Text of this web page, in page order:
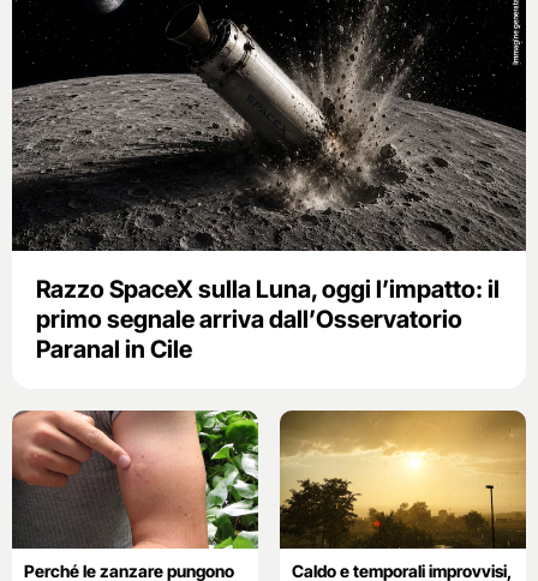
Razzo SpaceX sulla Luna, oggi l’impatto: il
primo segnale arriva dall’Osservatorio
Paranal in Cile
Perché le zanzare pungono Caldo e temporali improvvisi,